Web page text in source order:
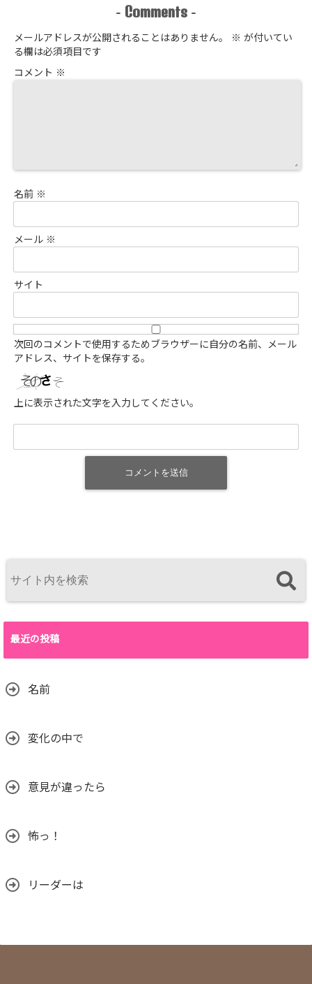
- Comments -
メールアドレスが公開されることはありません。 ※ が付いてい
る欄は必須項目です
コメント ※
名前 ※
メール ※
サイト
次回のコメントで使用するためブラウザーに自分の名前、メール
アドレス、サイトを保存する。
上に表示された文字を入力してください。
最近の投稿
名前
変化の中で
意見が違ったら
怖っ！
リーダーは